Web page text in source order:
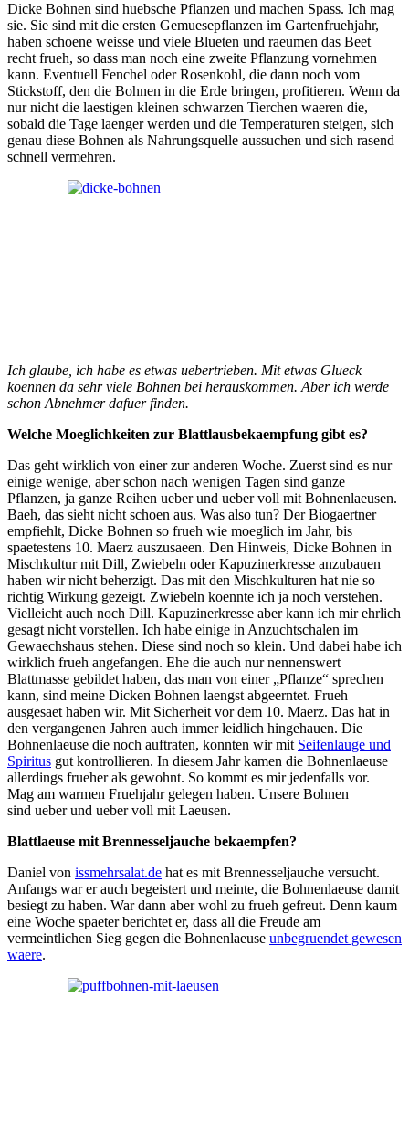
Dicke Bohnen sind huebsche Pflanzen und machen Spass. Ich mag
sie. Sie sind mit die ersten Gemuesepflanzen im Gartenfruehjahr,
haben schoene weisse und viele Blueten und raeumen das Beet
recht frueh, so dass man noch eine zweite Pflanzung vornehmen
kann. Eventuell Fenchel oder Rosenkohl, die dann noch vom
Stickstoff, den die Bohnen in die Erde bringen, profitieren. Wenn da
nur nicht die laestigen kleinen schwarzen Tierchen waeren die,
sobald die Tage laenger werden und die Temperaturen steigen, sich
genau diese Bohnen als Nahrungsquelle aussuchen und sich rasend
schnell vermehren.
Ich glaube, ich habe es etwas uebertrieben. Mit etwas Glueck
koennen da sehr viele Bohnen bei herauskommen. Aber ich werde
schon Abnehmer dafuer finden.
Welche Moeglichkeiten zur Blattlausbekaempfung gibt es?
Das geht wirklich von einer zur anderen Woche. Zuerst sind es nur
einige wenige, aber schon nach wenigen Tagen sind ganze
Pflanzen, ja ganze Reihen ueber und ueber voll mit Bohnenlaeusen.
Baeh, das sieht nicht schoen aus. Was also tun? Der Biogaertner
empfiehlt, Dicke Bohnen so frueh wie moeglich im Jahr, bis
spaetestens 10. Maerz auszusaeen. Den Hinweis, Dicke Bohnen in
Mischkultur mit Dill, Zwiebeln oder Kapuzinerkresse anzubauen
haben wir nicht beherzigt. Das mit den Mischkulturen hat nie so
richtig Wirkung gezeigt. Zwiebeln koennte ich ja noch verstehen.
Vielleicht auch noch Dill. Kapuzinerkresse aber kann ich mir ehrlich
gesagt nicht vorstellen. Ich habe einige in Anzuchtschalen im
Gewaechshaus stehen. Diese sind noch so klein. Und dabei habe ich
wirklich frueh angefangen. Ehe die auch nur nennenswert
Blattmasse gebildet haben, das man von einer „Pflanze“ sprechen
kann, sind meine Dicken Bohnen laengst abgeerntet. Frueh
ausgesaet haben wir. Mit Sicherheit vor dem 10. Maerz. Das hat in
den vergangenen Jahren auch immer leidlich hingehauen. Die
Bohnenlaeuse die noch auftraten, konnten wir mit Seifenlauge und
Spiritus gut kontrollieren. In diesem Jahr kamen die Bohnenlaeuse
allerdings frueher als gewohnt. So kommt es mir jedenfalls vor.
Mag am warmen Fruehjahr gelegen haben. Unsere Bohnen
sind ueber und ueber voll mit Laeusen.
Blattlaeuse mit Brennesseljauche bekaempfen?
Daniel von issmehrsalat.de hat es mit Brennesseljauche versucht.
Anfangs war er auch begeistert und meinte, die Bohnenlaeuse damit
besiegt zu haben. War dann aber wohl zu frueh gefreut. Denn kaum
eine Woche spaeter berichtet er, dass all die Freude am
vermeintlichen Sieg gegen die Bohnenlaeuse unbegruendet gewesen
waere.